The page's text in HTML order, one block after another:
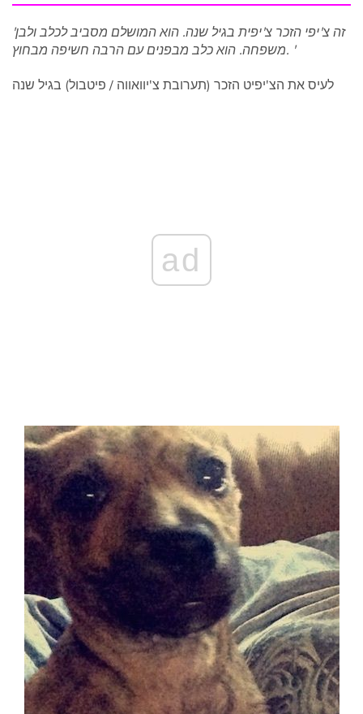
'זה צ'יפי הזכר צ'יפית בגיל שנה. הוא המושלם מסביב לכלב ולבן
משפחה. הוא כלב מבפנים עם הרבה חשיפה מבחוץ. '
לעיס את הצ'יפיט הזכר (תערובת צ'יוואווה / פיטבול) בגיל שנה
ad